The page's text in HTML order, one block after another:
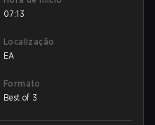
07:13
Localização
EA
Formato
Best of 3